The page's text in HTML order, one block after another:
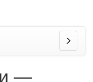
—